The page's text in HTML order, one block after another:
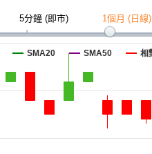
5分鐘 (即市) 1個月 (日線)